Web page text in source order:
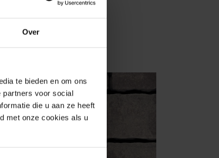
Over
te bieden en om ons
partners voor social
die u aan ze heeft
met onze cookies als u